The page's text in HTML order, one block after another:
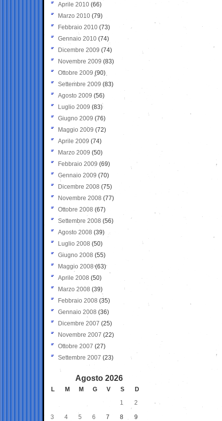
Aprile 2010 (66)
Marzo 2010 (79)
Febbraio 2010 (73)
Gennaio 2010 (74)
Dicembre 2009 (74)
Novembre 2009 (83)
Ottobre 2009 (90)
Settembre 2009 (83)
Agosto 2009 (56)
Luglio 2009 (83)
Giugno 2009 (76)
Maggio 2009 (72)
Aprile 2009 (74)
Marzo 2009 (50)
Febbraio 2009 (69)
Gennaio 2009 (70)
Dicembre 2008 (75)
Novembre 2008 (77)
Ottobre 2008 (67)
Settembre 2008 (56)
Agosto 2008 (39)
Luglio 2008 (50)
Giugno 2008 (55)
Maggio 2008(63)
Aprile 2008 (50)
Marzo 2008 (39)
Febbraio 2008 (35)
Gennaio 2008 (36)
Dicembre 2007 (25)
Novembre 2007 (22)
Ottobre 2007 (27)
Settembre 2007 (23)
Agosto 2026
L M M G V S
D
1
2
3 4 5 6 7 8 9